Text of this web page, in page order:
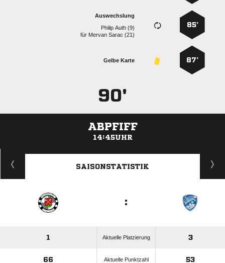
85’
Auswechslung
  
für   
87’
Gelbe Karte
90'
ABPFIFF
14:45UHR
ANZEIGE
SAISONSTATISTIK
:
1 Aktuelle Platzierung 3
66 Aktuelle Punktzahl 53